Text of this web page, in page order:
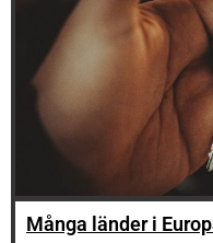
Många länder i